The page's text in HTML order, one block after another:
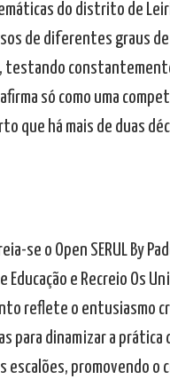
do distrito de
de diferentes graus
testando
só como uma
que há mais de duas
se o Open SERUL By
Educação e Recreio Os
reflete o entusiasmo
para dinamizar a prática
escalões, promovendo